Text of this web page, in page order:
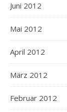
Juni 2012
Mai 2012
April 2012
März 2012
Februar 2012